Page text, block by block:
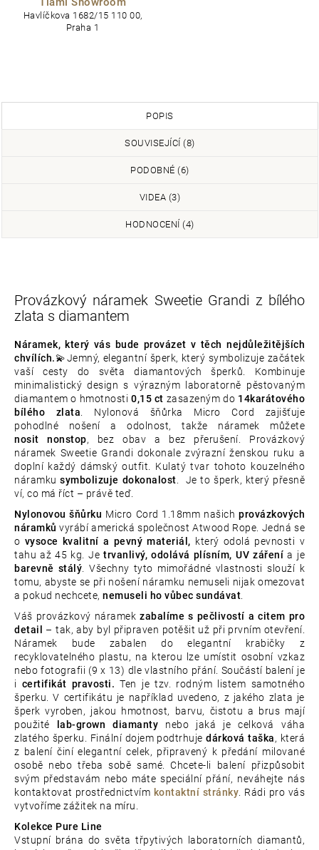
Havlíčkova 1682/15 110 00,
Praha 1
POPIS
SOUVISEJÍCÍ (8)
PODOBNÉ (6)
VIDEA (3)
HODNOCENÍ (4)
Provázkový náramek Sweetie Grandi z bílého
zlata s diamantem
Náramek, který vás bude provázet v těch nejdůležitějších
chvílích.💫Jemný, elegantní šperk, který symbolizuje začátek
vaší cesty do světa diamantových šperků. Kombinuje
minimalistický design s výrazným laboratorně pěstovaným
diamantem o hmotnosti0,15 ct zasazeným do 14karátového
bílého zlata.
Nylonová šňůrka Micro Cord zajišťuje
pohodlné nošení a odolnost, takže náramek můžete
nosit nonstop, bez obav a bez přerušení. Provázkový
náramek Sweetie Grandi dokonale zvýrazní ženskou ruku a
doplní každý dámský outfit. Kulatý tvar tohoto kouzelného
náramkusymbolizuje dokonalost. Je to šperk, který přesně
ví, co má říct – právě teď.
Nylonovou šňůrku Micro Cord 1.18mm našich provázkových
náramků vyrábí americká společnost Atwood Rope. Jedná se
o vysoce kvalitní a pevný materiál, který odolá pevnosti v
tahu až 45 kg. Jetrvanlivý, odolává plísním, UV záření a je
barevně stálý. Všechny tyto mimořádné vlastnosti slouží k
tomu, abyste se při nošení náramku nemuseli nijak omezovat
a pokud nechcete, nemuseli ho vůbec sundávat.
Váš provázkový náramek zabalíme s pečlivostí a citem pro
detail
– tak, aby byl připraven potěšit už při prvním otevření.
Náramek bude zabalen do elegantní krabičky z
recyklovatelného plastu, na kterou lze umístit osobní vzkaz
nebo fotografii (9 x 13) dle vlastního přání. Součástí balení je
i certifikát pravosti. Ten je tzv. rodným listem samotného
šperku. V certifikátu je například uvedeno, z jakého zlata je
šperk vyroben, jakou hmotnost, barvu, čistotu a brus mají
použité
lab-grown diamanty nebo jaká je celková váha
zlatého šperku. Finální dojem podtrhujedárková taška, která
z balení činí elegantní celek, připravený k předání milované
osobě nebo třeba sobě samé. Chcete-li balení přizpůsobit
svým představám nebo máte speciální přání, neváhejte nás
kontaktovat prostřednictvím kontaktní stránky. Rádi pro vás
vytvoříme zážitek na míru.
Kolekce Pure Line
Vstupní brána do světa třpytivých laboratorních diamantů,